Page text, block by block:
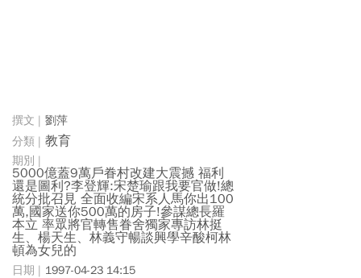
劉萍
教育
5000億蓋9萬戶眷村改建大震撼 福利
還是圖利?李登輝:宋楚瑜跟我要官做!總
統分批召見 全面收編宋系人馬你出100
萬,國家送你500萬的房子!參謀總長羅
本立 率眾將官轉售眷舍獨家專訪林挺
生、楊天生、林義守暢談興學辛酸柯林
頓為女兒的
1997-04-23 14:15